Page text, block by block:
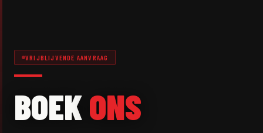
VRIJBLIJVENDE AANVRAAG
BOEKONS